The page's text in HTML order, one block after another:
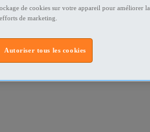
de cookies sur votre appareil pour améliorer la
de marketing.
Autoriser tous les cookies